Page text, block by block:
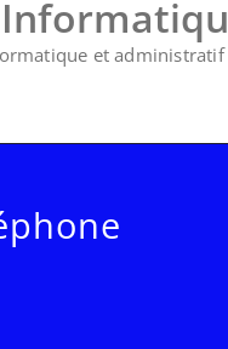
et administratif